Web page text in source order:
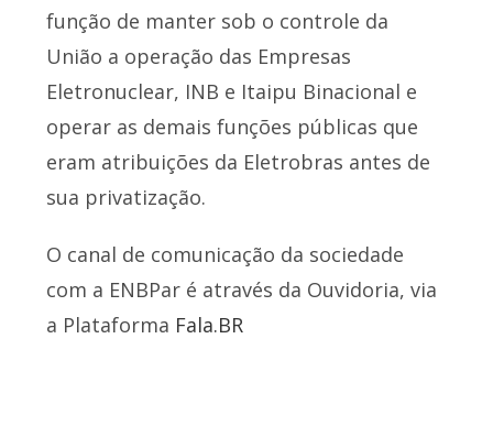
função de manter sob o controle da
União a operação das Empresas
Eletronuclear, INB e Itaipu Binacional e
operar as demais funções públicas que
eram atribuições da Eletrobras antes de
sua privatização.
O canal de comunicação da sociedade
com a ENBPar é através da Ouvidoria, via
a Plataforma Fala.BR